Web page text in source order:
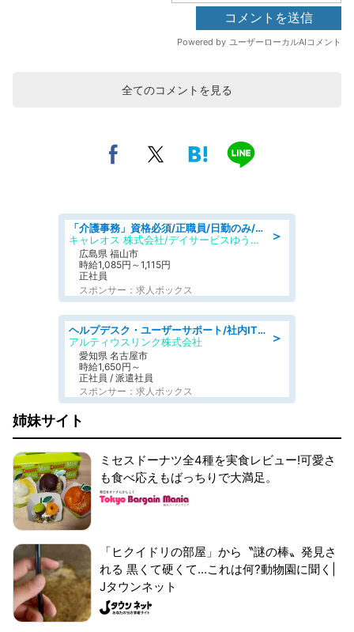
全てのコメントを見る
＞
「介護事務」資格必須/正職員/日勤のみ/デイサービス
キャレオス 株式会社/デイサービスゆうゆう南本庄
広島県 福山市
時給1,085円～1,115円
正社員
スポンサー：求人ボックス
＞
ヘルプデスク・ユーザーサポート/社内ITサポートチャット対応中心電話少なめ土日祝休
アルティウスリンク株式会社
愛知県 名古屋市
時給1,650円～
正社員 / 派遣社員
スポンサー：求人ボックス
姉妹サイト
ミセスドーナツ全4種を実食レビュー!可愛さ
も食べ応えもばっちりで大満足。
「ヒクイドリの部屋」から〝謎の棒〟発見さ
れる 黒くて硬くて...これは何?動物園に聞く|
Jタウンネット